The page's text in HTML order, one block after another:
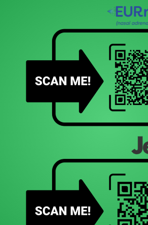
ποσοστό μπορούν τα παιδιά να έχουν
δηλητήριο υμενόπτερων χωρίς αυτό να έχει
Σε μια διαχρονική μελέτη από την Ιρλανδία,
παιδιά προσχολικής ηλικίας, βρέθηκε ότι η
επίπτωση των νυγμών υμενοπτέρων ήταν
21,9% στα 5 έτη. Άλλες μελέτες
κυμαινόμενη από 37,5% έως 68,9% κατά τη
ακόμη υψηλότερα ποσοστά στους εφήβους
(56%-94%).
Άτομα με θετικό ιστορικό εντονώτατης
ή αναφυλαξίας μετά από νυγμό από
να φέρουν αυτοενιέμενη ένεση αδρεναλίνης
Στα παραπάνω άτομα συστήνεται θεραπεία
απευαισθητοποίησης για μακροχρόνια
υποδόριας ανοσοθεραπείας και είναι
άνω των 5 ετών. Γίνεται όμως από
σε οργανωμένη ιατρική μονάδα.
Σε κάθε άλλη περίπτωση πρέπει να
δυνατόν μέτρα προστασίας από
(δεν περπατάμε με γυμνά πόδια,